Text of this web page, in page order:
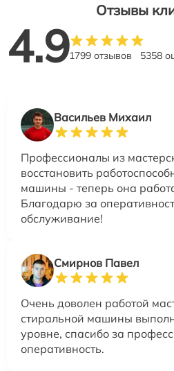
Отзывы
4.91799 отзывов 5358
Васильев Михаил
Профессионалы из
восстановить
машины - теперь она
Благодарю за
обслуживание!
Смирнов Павел
Очень доволен работой
стиральной машины
уровне, спасибо за
оперативность.